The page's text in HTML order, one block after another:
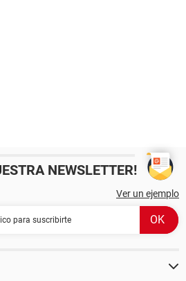
NEWSLETTER!
Ver un ejemplo